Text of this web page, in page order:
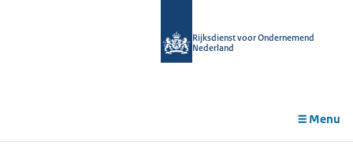
Rijksdienst voor Ondernemend
Nederland
Menu